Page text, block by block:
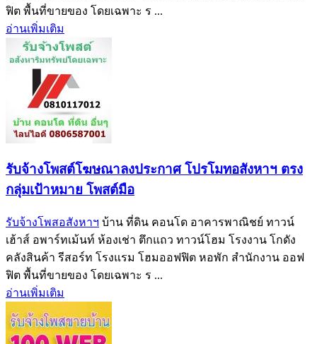
ฟิต พื้นที่ขายของ โดยเฉพาะ ร ...
อ่านเพิ่มเติม
รับจ้างโพสต์โฆษณาลงประกาศ โปรโมทอสังหาฯ ตรง
กลุ่มเป้าหมาย โพสต์มือ
รับจ้างโพสอสังหาฯ บ้าน ที่ดิน คอนโด อาคารพาณิชย์ ทาวน์
เฮ้าส์ อพาร์ทเม้นท์ ห้องเช่า ตึกแถว ทาวน์โฮม โรงงาน โกดัง
คลังสินค้า รีสอร์ท โรงแรม โฮมออฟฟิต หอพัก สำนักงาน ออฟ
ฟิต พื้นที่ขายของ โดยเฉพาะ ร ...
อ่านเพิ่มเติม